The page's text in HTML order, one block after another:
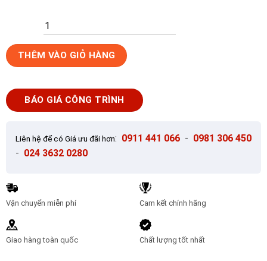
Gạch
Ốp
80x80cm
Ấn
THÊM VÀO GIỎ HÀNG
BÁO GIÁ CÔNG TRÌNH
Liên hệ để có Giá ưu đãi hơn: 0911 441 066 - 0981 306 450
- 024 3632 0280
Vận chuyển miễn phí
Giao hàng toàn quốc
Cam kết chính hãng
Chất lượng tốt nhất